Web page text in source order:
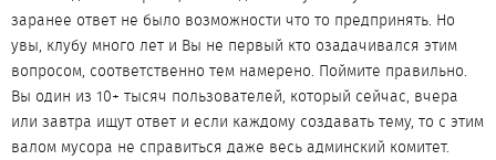
заранее ответ не было возможности что то предпринять. Но
увы, клубу много лет и Вы не первый кто озадачивался этим
вопросом, соответственно тем намерено. Поймите правильно.
Вы один из 10+ тысяч пользователей, который сейчас, вчера
или завтра ищут ответ и если каждому создавать тему, то с этим
валом мусора не справиться даже весь админский комитет.